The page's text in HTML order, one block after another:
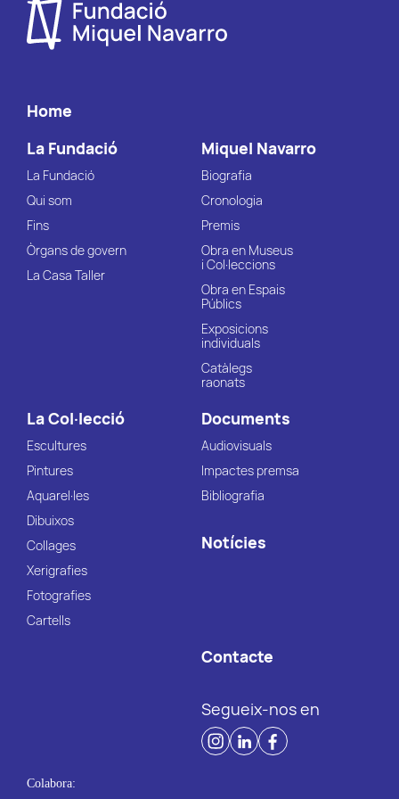
Home
La Fundació
La Fundació
Qui som
Fins
Òrgans de govern
La Casa Taller
Miquel Navarro
Biografia
Cronologia
Premis
Obra en Museus
i Col·leccions
Obra en Espais
Públics
Exposicions
individuals
Catàlegs
raonats
La Col·lecció
Escultures
Pintures
Aquarel·les
Dibuixos
Collages
Xerigrafies
Fotografies
Cartells
Documents
Audiovisuals
Impactes premsa
Bibliografia
Notícies
Contacte
Segueix-nos en